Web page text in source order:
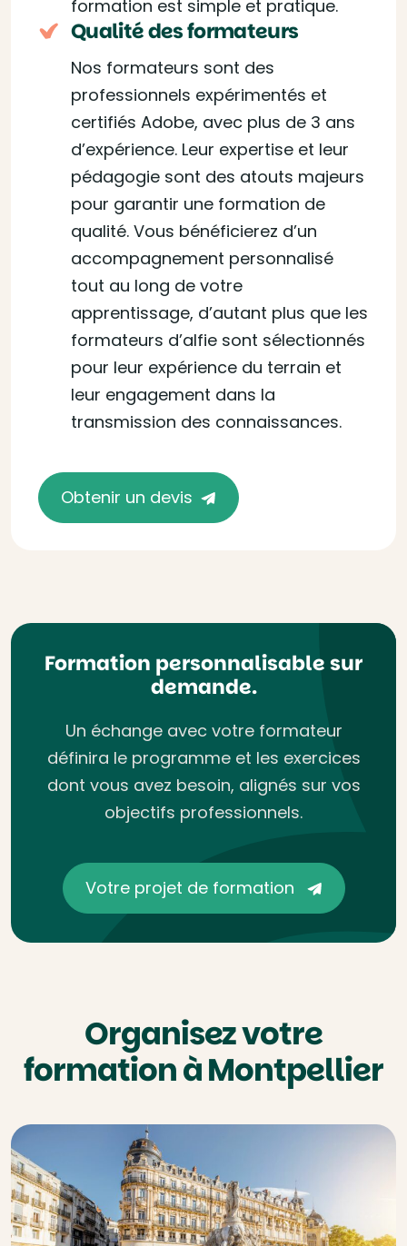
formation est simple et pratique.
Qualité des formateurs
Nos formateurs sont des
professionnels expérimentés et
certifiés Adobe, avec plus de 3 ans
d’expérience. Leur expertise et leur
pédagogie sont des atouts majeurs
pour garantir une formation de
qualité. Vous bénéficierez d’un
accompagnement personnalisé
tout au long de votre
apprentissage, d’autant plus que les
formateurs d’alfie sont sélectionnés
pour leur expérience du terrain et
leur engagement dans la
transmission des connaissances.
Obtenir un devis
Formation personnalisable sur
demande.
Un échange avec votre formateur
définira le programme et les exercices
dont vous avez besoin, alignés sur vos
objectifs professionnels.
Votre projet de formation
Organisez votre
formation à Montpellier